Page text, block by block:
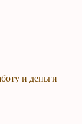
и деньги